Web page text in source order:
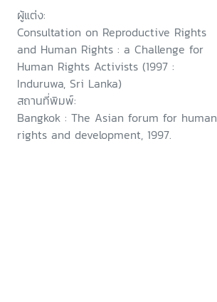
and, a consultation on
woman's rights as human
rights : a challenge for human
rights activists, Induruwa, Sri
Lanka,1-4 February 1997
ผู้แต่ง:
Consultation on Reproductive Rights
and Human Rights : a Challenge for
Human Rights Activists (1997 :
Induruwa, Sri Lanka)
สถานที่พิมพ์:
Bangkok : The Asian forum for human
rights and development, 1997.